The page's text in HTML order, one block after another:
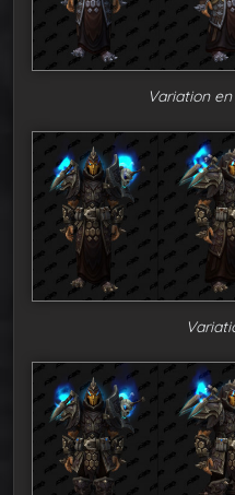
Variation